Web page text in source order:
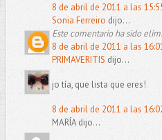
8 de abril de 2011 a las
Sonia Ferreiro dijo...
Este comentario ha sido
8 de abril de 2011 a las
PRIMAVERITIS dijo...
jo tía, que lista que eres!
8 de abril de 2011 a las
MARÍA dijo...